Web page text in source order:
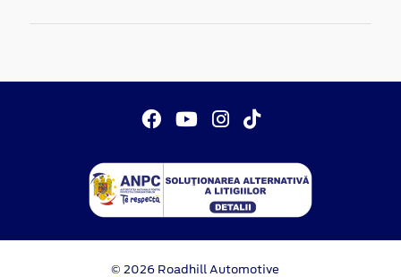
© 2026 Roadhill Automotive